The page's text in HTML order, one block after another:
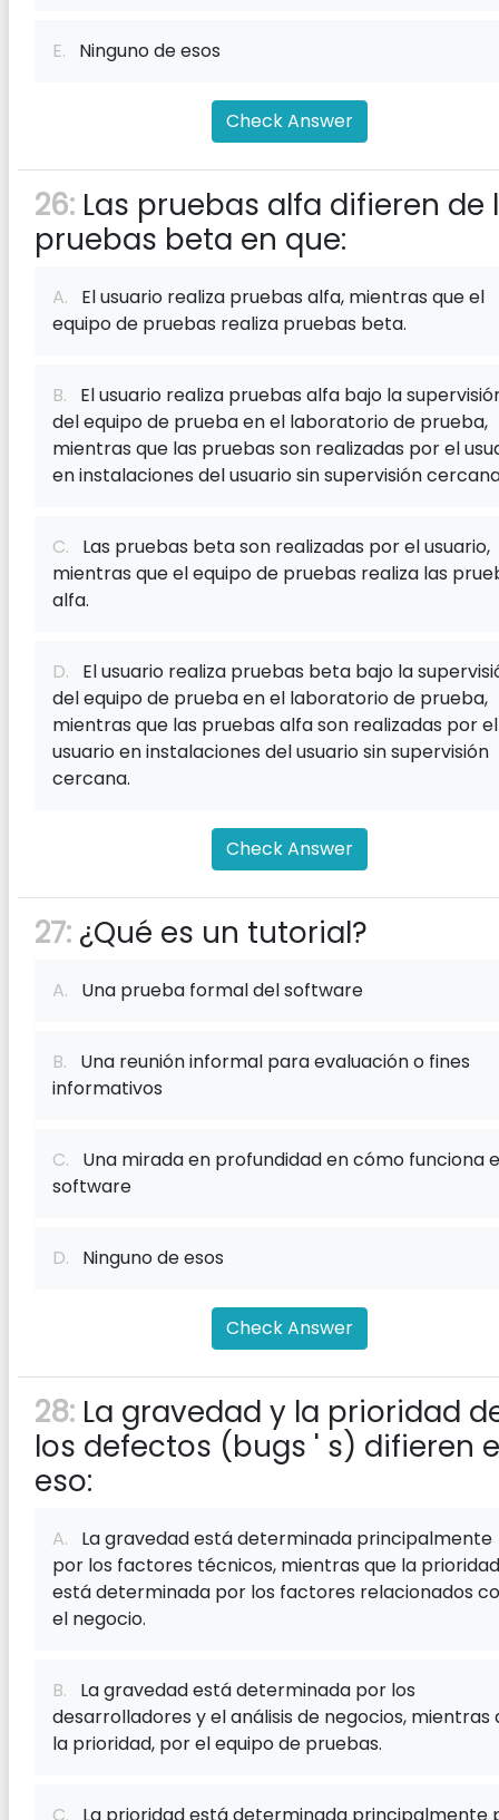
E. Ninguno de esos
Check Answer
26: Las pruebas alfa difieren de
pruebas beta en que:
A. El usuario realiza pruebas alfa, mientras que el
equipo de pruebas realiza pruebas beta.
B. El usuario realiza pruebas alfa bajo la
del equipo de prueba en el laboratorio de prueba,
mientras que las pruebas son realizadas por el
en instalaciones del usuario sin supervisión
C. Las pruebas beta son realizadas por el usuario,
mientras que el equipo de pruebas realiza las
alfa.
D. El usuario realiza pruebas beta bajo la
del equipo de prueba en el laboratorio de prueba,
mientras que las pruebas alfa son realizadas por el
usuario en instalaciones del usuario sin supervisión
cercana.
Check Answer
27: ¿Qué es un tutorial?
A. Una prueba formal del software
B. Una reunión informal para evaluación o fines
informativos
C. Una mirada en profundidad en cómo funciona
software
D. Ninguno de esos
Check Answer
28: La gravedad y la prioridad
los defectos (bugs ' s) difieren
eso:
A. La gravedad está determinada principalmente
por los factores técnicos, mientras que la prioridad
está determinada por los factores relacionados
el negocio.
B. La gravedad está determinada por los
desarrolladores y el análisis de negocios, mientras
la prioridad, por el equipo de pruebas.